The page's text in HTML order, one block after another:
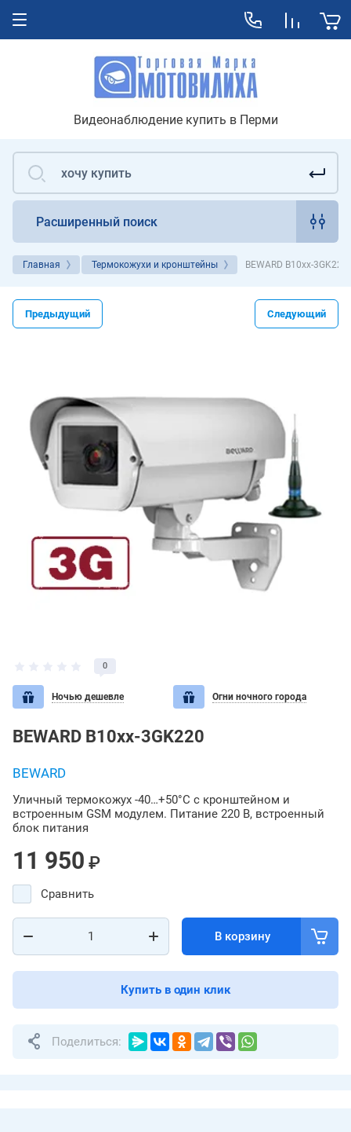
Видеонаблюдение купить в Перми
Расширенный поиск
Главная Термокожухи и кронштейны BEWARD B10xx-3GK220
Предыдущий Следующий
0
Ночью дешевле Огни ночного города
BEWARD B10xx-3GK220
BEWARD
Уличный термокожух -40…+50°С с кронштейном и
встроенным GSM модулем. Питание 220 В, встроенный
блок питания
11 950 ₽
Сравнить
В корзину
Купить в один клик
Поделиться: